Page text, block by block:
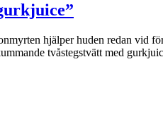
hjälper huden redan vid
tvåstegstvätt med